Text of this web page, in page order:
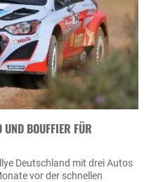
BOUFFIER FÜR
Deutschland mit drei Autos
vor der schnellen